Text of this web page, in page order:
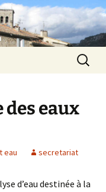
eaux
eau secretariat
d’eau destinée à la